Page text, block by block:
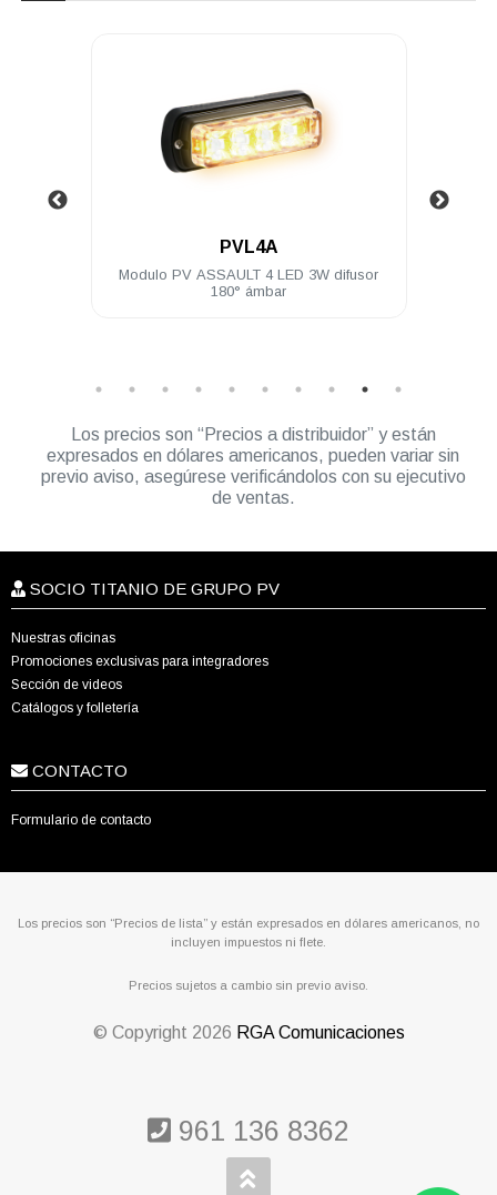
PVL4A
Modulo PV ASSAULT 4 LED 3W difusor
180° ámbar
Los precios son “Precios a distribuidor” y están
expresados en dólares americanos, pueden variar sin
previo aviso, asegúrese verificándolos con su ejecutivo
de ventas.
SOCIO TITANIO DE GRUPO PV
Nuestras oficinas
Promociones exclusivas para integradores
Sección de videos
Catálogos y folletería
CONTACTO
Formulario de contacto
Los precios son “Precios de lista” y están expresados en dólares americanos, no
incluyen impuestos ni flete.
Precios sujetos a cambio sin previo aviso.
© Copyright 2026 RGA Comunicaciones
961 136 8362